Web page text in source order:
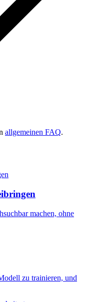
allgemeinen FAQ.
machen, ohne
zu trainieren, und